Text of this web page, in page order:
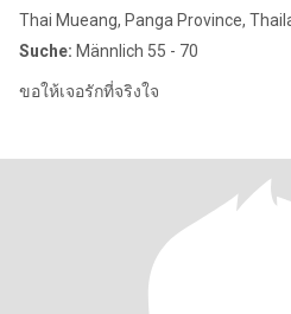
Thai Mueang, Panga Province,
Suche: Männlich 55 - 70
ขอให้เจอรักที่จริงใจ